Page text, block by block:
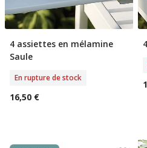
Rupture De Stock
4 assiettes en mélamine
Saule
En rupture de stock
16,50 €